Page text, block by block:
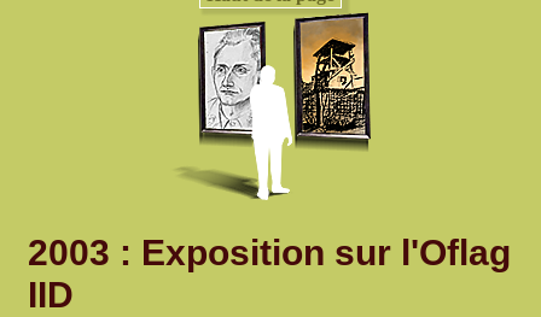
2003 : Exposition sur l'Oflag
IID